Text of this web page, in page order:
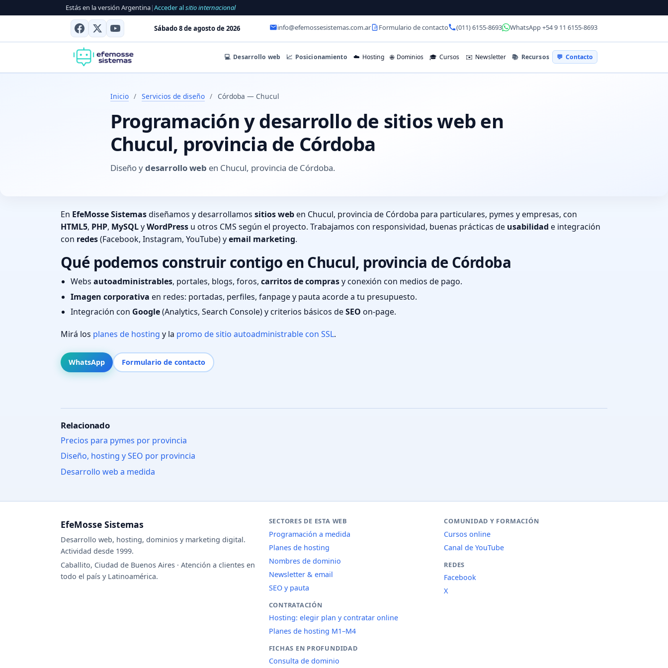
Estás en la versión Argentina|Acceder alsitio internacional
Sábado 8 de agosto de 2026 info@efemossesistemas.com.ar Formulario de contacto (011) 6155-8693 WhatsApp +54 9 11 6155-8693
💻 Desarrollo web 📈 Posicionamiento ☁️ Hosting 🌐 Dominios 🎓 Cursos ✉️ Newsletter 📚 Recursos 💬 Contacto
Inicio / Servicios de diseño / Córdoba — Chucul
Programación y desarrollo de sitios web en
Chucul, provincia de Córdoba
Diseño ydesarrollo web en Chucul, provincia de Córdoba.
En EfeMosse Sistemasdiseñamos y desarrollamos sitios weben Chucul, provincia de Córdoba para particulares, pymes y empresas, con
HTML5, PHP, MySQLyWordPress u otros CMS según el proyecto. Trabajamos con responsividad, buenas prácticas de usabilidad e integración
con redes(Facebook, Instagram, YouTube) yemail marketing.
Qué podemos construir contigo en Chucul, provincia de Córdoba
Webs autoadministrables, portales, blogs, foros, carritos de comprasy conexión con medios de pago.
Imagen corporativa en redes: portadas, perfiles, fanpage y pauta acorde a tu presupuesto.
Integración con Google(Analytics, Search Console) y criterios básicos deSEO on-page.
Mirá los planes de hosting y la promo de sitio autoadministrable con SSL.
WhatsApp Formulario de contacto
Relacionado
Precios para pymes por provincia
Diseño, hosting y SEO por provincia
Desarrollo web a medida
EfeMosse Sistemas
Desarrollo web, hosting, dominios y marketing digital.
Actividad desde 1999.
Caballito, Ciudad de Buenos Aires · Atención a clientes en
todo el país y Latinoamérica.
SECTORES DE ESTA WEB
Programación a medida
Planes de hosting
Nombres de dominio
Newsletter & email
SEO y pauta
CONTRATACIÓN
Hosting: elegir plan y contratar online
Planes de hosting M1–M4
FICHAS EN PROFUNDIDAD
Consulta de dominio
COMUNIDAD Y FORMACIÓN
Cursos online
Canal de YouTube
REDES
Facebook
X